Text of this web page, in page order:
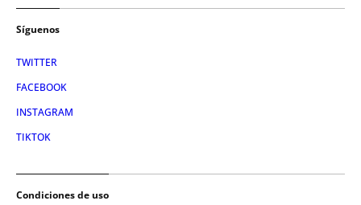
Síguenos
TWITTER
FACEBOOK
INSTAGRAM
TIKTOK
Condiciones de uso